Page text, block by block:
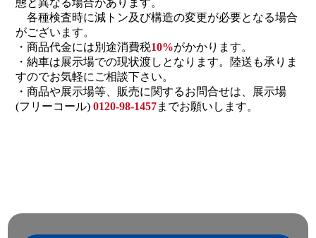
各種検査時に減トン及び構造の変更が必要となる場合
がございます。
・商品代金には別途消費税10%がかかります。
・納車は展示場での現状渡しとなります。陸送も承りま
すのでお気軽にご相談下さい。
・商品や展示場等、販売に関するお問合せは、展示場
(フリーコール) 0120-98-1457までお願いします。